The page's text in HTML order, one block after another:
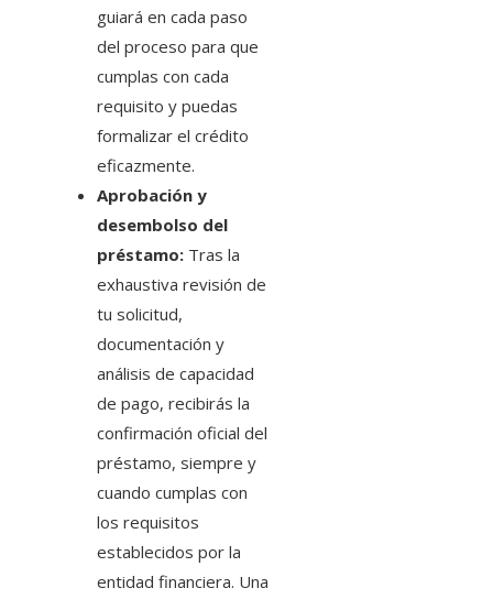
guiará en cada paso
del proceso para que
cumplas con cada
requisito y puedas
formalizar el crédito
eficazmente.
Aprobación y
desembolso del
préstamo: Tras la
exhaustiva revisión de
tu solicitud,
documentación y
análisis de capacidad
de pago, recibirás la
confirmación oficial del
préstamo, siempre y
cuando cumplas con
los requisitos
establecidos por la
entidad financiera. Una